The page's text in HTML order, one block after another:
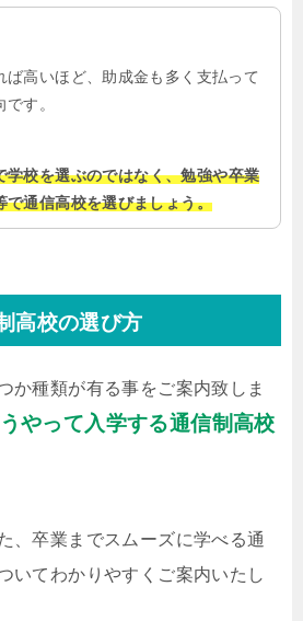
ば高いほど、助成金も多く支払って
す。
学校を選ぶのではなく、勉強や卒業
で通信高校を選びましょう。
高校の選び方
か種類が有る事をご案内致しま
やって入学する通信制高校
、卒業までスムーズに学べる通
いてわかりやすくご案内いたし